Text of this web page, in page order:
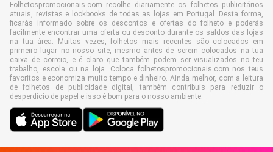
Folhetospromocionais.com recolhe diariamente os folhetos publicitários
atuais, revistas e lookbooks de todas as lojas em Portugal. Desta forma,
ficarás informado sobre os descontos e ofertas do folheto e poderás
facilmente encontrar uma oferta ou desconto durante os saldos das lojas
na tua área. Muitas vezes, folhetos mais recentes são colocados em
primeiro lugar no nosso site, mesmo antes de serem colocados na tua
caixa de correio, e é claro que também podem ser visualizados no teu
trabalho, escola ou na loja. Coloca folhetospromocionais.com nos teus
favoritos e economiza muito tempo e dinheiro. Ainda melhor, com a leitura
de folhetos de publicidade digital, também contribuis para reduzir o
desperdício de papel e isso é bom para o nosso ambiente.